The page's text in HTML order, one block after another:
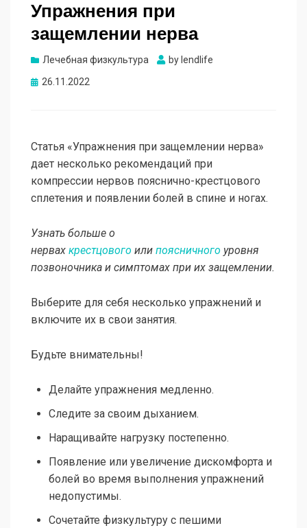
Упражнения при
защемлении нерва
Лечебная физкультура by lendlife
Опубликовано
26.11.2022
Статья «Упражнения при защемлении нерва»
дает несколько рекомендаций при
компрессии нервов пояснично-крестцового
сплетения и появлении болей в спине и ногах.
Узнать больше о
нервах крестцового или поясничного уровня
позвоночника и симптомах при их защемлении.
Выберите для себя несколько упражнений и
включите их в свои занятия.
Будьте внимательны!
Делайте упражнения медленно.
Следите за своим дыханием.
Наращивайте нагрузку постепенно.
Появление или увеличение дискомфорта и
болей во время выполнения упражнений
недопустимы.
Сочетайте физкультуру с пешими